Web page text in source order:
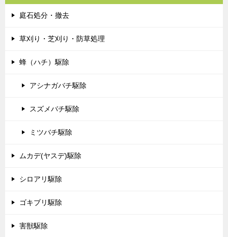
庭石処分・撤去
草刈り・芝刈り・防草処理
蜂（ハチ）駆除
アシナガバチ駆除
スズメバチ駆除
ミツバチ駆除
ムカデ(ヤスデ)駆除
シロアリ駆除
ゴキブリ駆除
害獣駆除